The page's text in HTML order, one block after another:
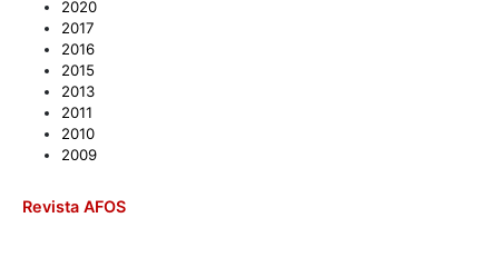
2020
2017
2016
2015
2013
2011
2010
2009
Revista AFOS